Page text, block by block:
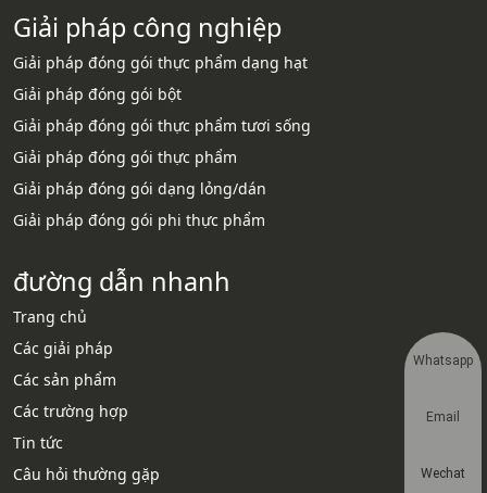
Giải pháp công nghiệp
Giải pháp đóng gói thực phẩm dạng hạt
Giải pháp đóng gói bột
Giải pháp đóng gói thực phẩm tươi sống
Giải pháp đóng gói thực phẩm
Giải pháp đóng gói dạng lỏng/dán
Giải pháp đóng gói phi thực phẩm
đường dẫn nhanh
Trang chủ
Các giải pháp
Các sản phẩm
Các trường hợp
Tin tức
Câu hỏi thường gặp
Whatsapp
Email
Wechat